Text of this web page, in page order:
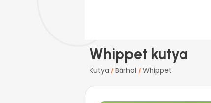
Whippet kutya
Kutya / Bárhol / Whippet